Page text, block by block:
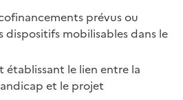
prévus ou
mobilisables dans le
établissant le lien entre la
et le projet